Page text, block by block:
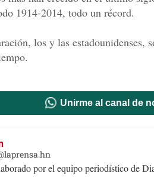
1914-2014, todo un récord.
los y las estadounidenses,
Unirme al canal de
por el equipo periodístico de